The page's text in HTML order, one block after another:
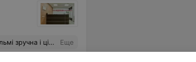
Усем рэкамендую. Еще